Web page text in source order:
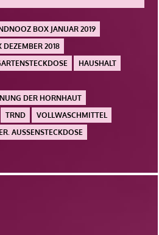
BOX JANUAR 2019
2018
HAUSHALT
DER HORNHAUT
TRND
VOLLWASCHMITTEL
AUSSENSTECKDOSE